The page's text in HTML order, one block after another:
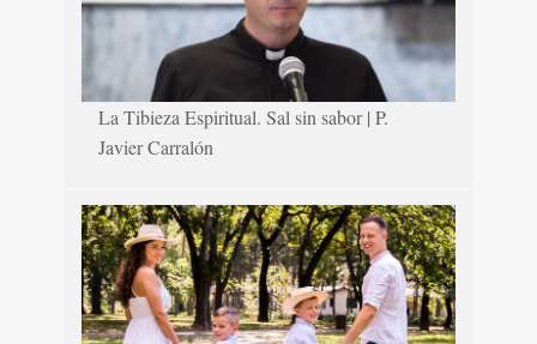
La Tibieza Espiritual. Sal sin sabor | P.
Javier Carralón